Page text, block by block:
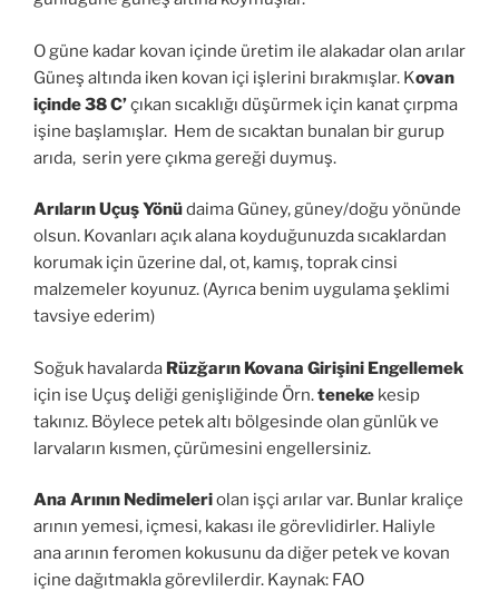
O güne kadar kovan içinde üretim ile alakadar olan arılar
Güneş altında iken kovan içi işlerini bırakmışlar. Kovan
içinde 38 C’çıkan sıcaklığı düşürmek için kanat çırpma
işine başlamışlar. Hem de sıcaktan bunalan bir gurup
arıda, serin yere çıkma gereği duymuş.
Arıların Uçuş Yönüdaima Güney, güney/doğu yönünde
olsun. Kovanları açık alana koyduğunuzda sıcaklardan
korumak için üzerine dal, ot, kamış, toprak cinsi
malzemeler koyunuz. (Ayrıca benim uygulama şeklimi
tavsiye ederim)
Soğuk havalarda Rüzğarın Kovana Girişini Engellemek
için ise Uçuş deliği genişliğinde Örn.teneke kesip
takınız. Böylece petek altı bölgesinde olan günlük ve
larvaların kısmen, çürümesini engellersiniz.
Ana Arının Nedimeleriolan işçi arılar var. Bunlar kraliçe
arının yemesi, içmesi, kakası ile görevlidirler. Haliyle
ana arının feromen kokusunu da diğer petek ve kovan
içine dağıtmakla görevlilerdir. Kaynak: FAO